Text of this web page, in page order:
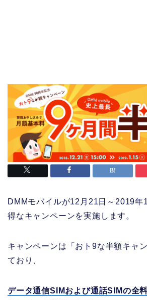
DMMモバイルが12月21日～2019年
得なキャンペーンを実施します。
キャンペーンは「おト9な半額キャ
ており、
データ通信SIMおよび通話SIMの全